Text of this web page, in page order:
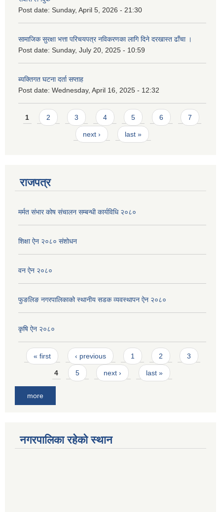
Post date: Sunday, April 5, 2026 - 21:30
सामाजिक सुरक्षा भत्ता परिचयपत्र नविकरणका लागि दिने दरखास्त ढाँचा ।
Post date: Sunday, July 20, 2025 - 10:59
ब्यक्तिगत घटना दर्ता सप्ताह
Post date: Wednesday, April 16, 2025 - 12:32
Pages
1 2 3 4 5 6 7
next › last »
राजपत्र
मर्मत संभार कोष संचालन सम्बन्धी कार्यविधि २०८०
शिक्षा ऐन २०८० संशोधन
वन ऐन २०८०
फुङलिङ नगरपालिकाको स्थानीय सडक व्यवस्थापन ऐन २०८०
कृषि ऐन २०८०
Pages
« first ‹ previous 1 2 3
4 5 next › last »
more
नगरपालिका रहेको स्थान